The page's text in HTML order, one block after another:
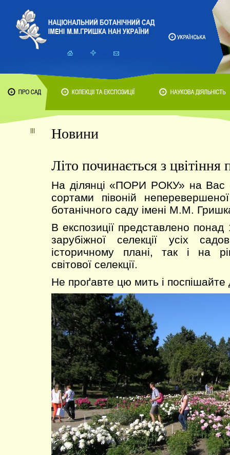
Новини
Літо починається з цвітіння
На ділянці «ПОРИ РОКУ» на Вас
сортами півоній
ботанічного саду імені М.М.
В експозиції представлено понад
зарубіжної селекції усіх
історичному плані, так і на
світової селекції.
Не проґавте цю мить і поспішайте